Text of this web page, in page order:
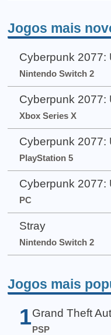
Jogos mais
Cyberpunk 2077:
Nintendo Switch 2
Cyberpunk 2077:
Xbox Series X
Cyberpunk 2077:
PlayStation 5
Cyberpunk 2077:
PC
Stray
Nintendo Switch 2
Jogos mais
1 Grand Theft
PSP